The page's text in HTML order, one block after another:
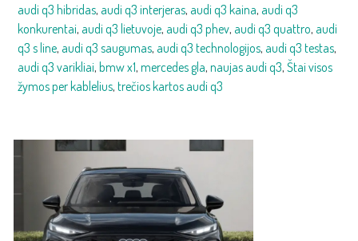
audi q3 hibridas, audi q3 interjeras, audi q3 kaina, audi q3
konkurentai, audi q3 lietuvoje, audi q3 phev, audi q3 quattro, audi
q3 s line, audi q3 saugumas, audi q3 technologijos, audi q3 testas,
audi q3 varikliai,bmw x1,mercedes gla,naujas audi q3,Štai visos
žymos per kablelius,trečios kartos audi q3